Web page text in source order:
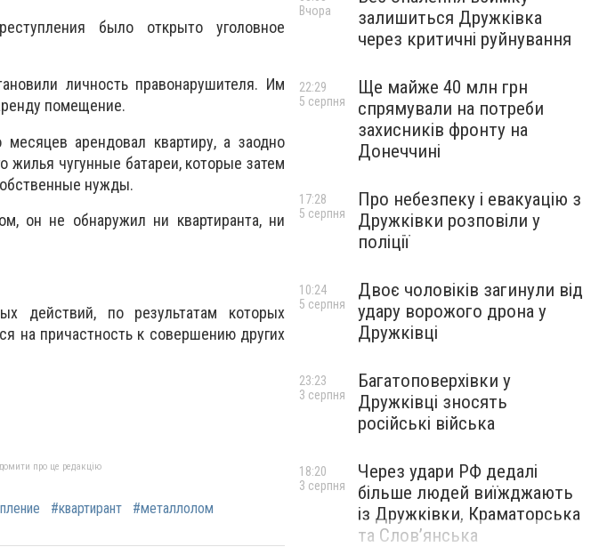
было открыто уголовное
личность правонарушителя. Им
помещение.
арендовал квартиру, а заодно
жилья чугунные батареи, которые затем
нужды.
он не обнаружил ни квартиранта, ни
действий, по результатам которых
на причастность к совершению других
про це редакцію
#квартирант #металлолом
залишиться Дружківка
через критичні руйнування
Вчора
Ще майже 40 млн грн
спрямували на потреби
захисників фронту на
Донеччині
22:29
5 серпня
Про небезпеку і евакуацію з
Дружківки розповіли у
поліції
17:28
5 серпня
Двоє чоловіків загинули від
удару ворожого дрона у
Дружківці
10:24
5 серпня
Багатоповерхівки у
Дружківці зносять
російські війська
23:23
3 серпня
Через удари РФ дедалі
більше людей виїжджають
із Дружківки, Краматорська
та Слов’янська
18:20
3 серпня